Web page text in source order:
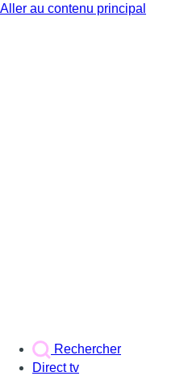
Aller au contenu principal
Rechercher
Direct tv